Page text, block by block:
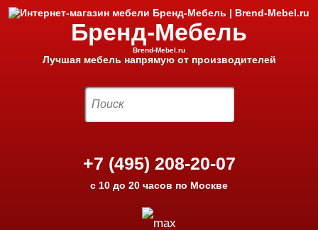
Бренд-Мебель
Brend-Mebel.ru
Лучшая мебель напрямую от производителей
+7 (495) 208-20-07
с 10 до 20 часов по Москве